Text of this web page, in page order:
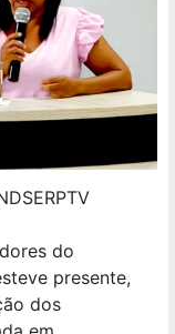
do
presente,
dos